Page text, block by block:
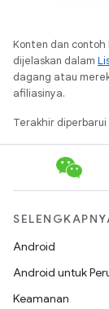
Konten dan contoh
dijelaskan dalam
dagang atau
afiliasinya.
Terakhir
Android
Android untuk
Keamanan